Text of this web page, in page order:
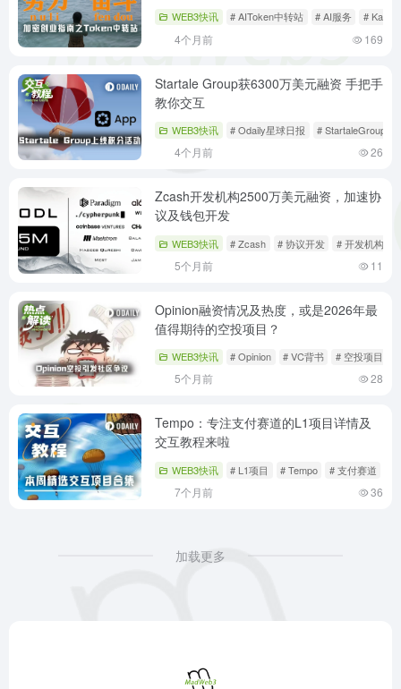
WEB3快讯 # AIToken中转站 # AI服务 # Kalshi
4个月前 169
Startale Group获6300万美元融资 手把手
教你交互
WEB3快讯 # Odaily星球日报 # StartaleGroup
4个月前 26
Zcash开发机构2500万美元融资，加速协
议及钱包开发
WEB3快讯 # Zcash # 协议开发 # 开发机构
5个月前 11
Opinion融资情况及热度，或是2026年最
值得期待的空投项目？
WEB3快讯 # Opinion # VC背书 # 空投项目
5个月前 28
Tempo：专注支付赛道的L1项目详情及
交互教程来啦
WEB3快讯 # L1项目 # Tempo # 支付赛道
7个月前 36
加载更多